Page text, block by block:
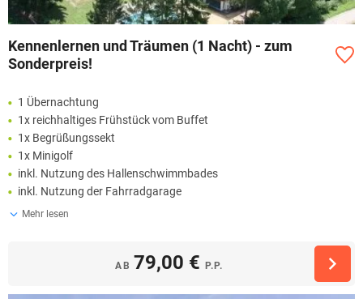
Kennenlernen und Träumen (1 Nacht) - zum
Sonderpreis!
1 Übernachtung
1x reichhaltiges Frühstück vom Buffet
1x Begrüßungssekt
1x Minigolf
inkl. Nutzung des Hallenschwimmbades
inkl. Nutzung der Fahrradgarage
Mehr lesen
AB 79,00 € P.P.